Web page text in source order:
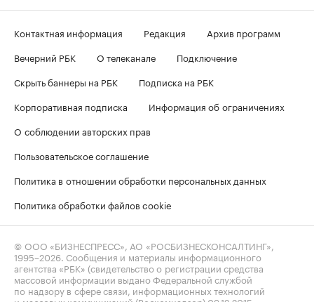
Контактная информация Редакция
Архив программ
Вечерний РБК
О телеканале
Подключение
Скрыть баннеры на РБК
Подписка на РБК
Корпоративная подписка
Информация об ограничениях
О соблюдении авторских прав
Пользовательское соглашение
Политика в отношении обработки персональных данных
Политика обработки файлов cookie
© ООО «БИЗНЕСПРЕСС», АО «РОСБИЗНЕСКОНСАЛТИНГ»,
1995–2026 . Сообщения и материалы информационного
агентства «РБК» (свидетельство о регистрации средства
массовой информации выдано Федеральной службой
по надзору в сфере связи, информационных технологий